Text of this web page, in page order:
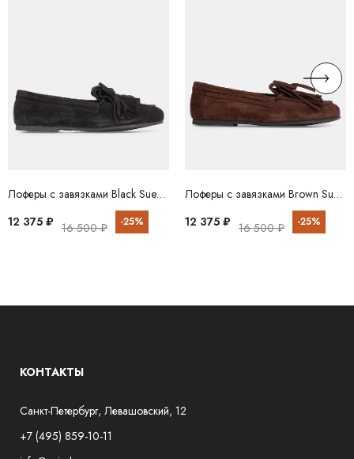
Лоферы с завязками Black Suede BABOOS
12 375 ₽ 16 500 ₽ -25%
Лоферы с завязками Brown Suede BABOOS
12 375 ₽ 16 500 ₽ -25%
КОНТАКТЫ
Санкт-Петербург, Левашовский, 12
+7 (495) 859-10-11